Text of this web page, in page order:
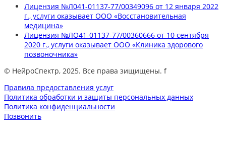
Лицензия №Л041-01137-77/00349096 от 12 января 2022
г., услуги оказывает ООО «Восстановительная
медицина»
Лицензия №ЛО41-01137-77/00360666 от 10 сентября
2020 г., услуги оказывает ООО «Клиника здорового
позвоночника»
© НейроСпектр, 2025. Все права зищищены. f
Правила предоставления услуг
Политика обработки и защиты персональных данных
Политика конфиденциальности
Позвонить